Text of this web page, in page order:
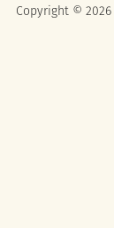
Copyright ©